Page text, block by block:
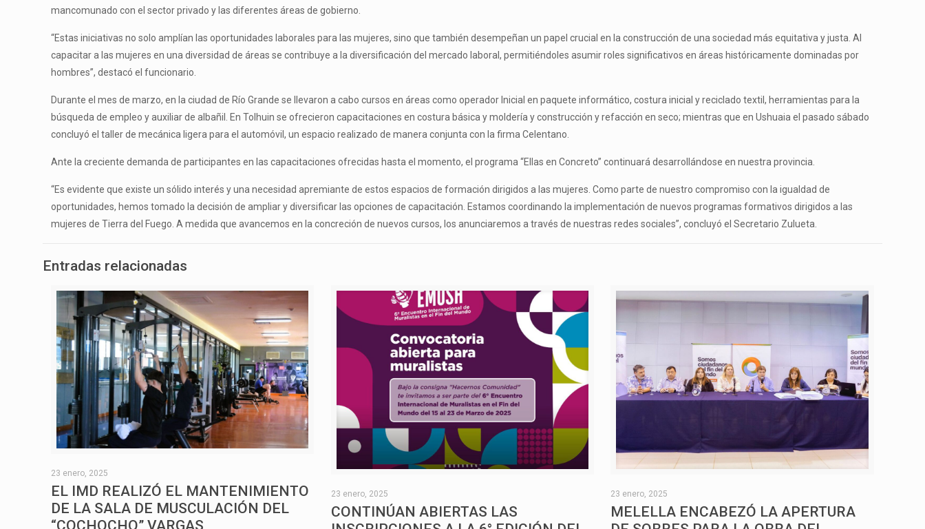
mancomunado con el sector privado y las diferentes áreas de gobierno.
“Estas iniciativas no solo amplían las oportunidades laborales para las mujeres, sino que también desempeñan un papel crucial en la construcción de una sociedad más equitativa y justa. Al
capacitar a las mujeres en una diversidad de áreas se contribuye a la diversificación del mercado laboral, permitiéndoles asumir roles significativos en áreas históricamente dominadas por
hombres”, destacó el funcionario.
Durante el mes de marzo, en la ciudad de Río Grande se llevaron a cabo cursos en áreas como operador Inicial en paquete informático, costura inicial y reciclado textil, herramientas para la
búsqueda de empleo y auxiliar de albañil. En Tolhuin se ofrecieron capacitaciones en costura básica y moldería y construcción y refacción en seco; mientras que en Ushuaia el pasado sábado
concluyó el taller de mecánica ligera para el automóvil, un espacio realizado de manera conjunta con la firma Celentano.
Ante la creciente demanda de participantes en las capacitaciones ofrecidas hasta el momento, el programa “Ellas en Concreto” continuará desarrollándose en nuestra provincia.
“Es evidente que existe un sólido interés y una necesidad apremiante de estos espacios de formación dirigidos a las mujeres. Como parte de nuestro compromiso con la igualdad de
oportunidades, hemos tomado la decisión de ampliar y diversificar las opciones de capacitación. Estamos coordinando la implementación de nuevos programas formativos dirigidos a las
mujeres de Tierra del Fuego. A medida que avancemos en la concreción de nuevos cursos, los anunciaremos a través de nuestras redes sociales”, concluyó el Secretario Zulueta.
Entradas relacionadas
23 enero, 2025
EL IMD REALIZÓ EL MANTENIMIENTO
DE LA SALA DE MUSCULACIÓN DEL
“COCHOCHO” VARGAS
23 enero, 2025
CONTINÚAN ABIERTAS LAS
23 enero, 2025
MELELLA ENCABEZÓ LA APERTURA